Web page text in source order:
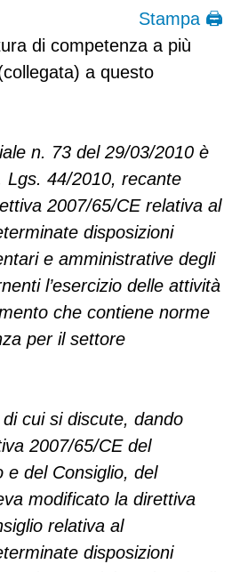
Stampa 🖨
di competenza a più
a questo
n. 73 del 29/03/2010 è
Lgs. 44/2010, recante
2007/65/CE relativa al
disposizioni
e amministrative degli
l’esercizio delle attività
che contiene norme
per il settore
cui si discute, dando
2007/65/CE del
e del Consiglio, del
modificato la direttiva
relativa al
disposizioni